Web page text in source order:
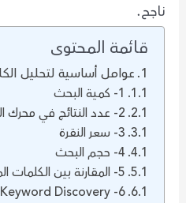
ناجح.
قائمة المحتوى
عوامل أساسية لتحليل
1- كمية البحث
2- عدد النتائج في محرك البحث
3- سعر النقرة
4- حجم البحث
5- المقارنة بين الكلمات المفتاحية المتشابهة
6- Keyword Discovery